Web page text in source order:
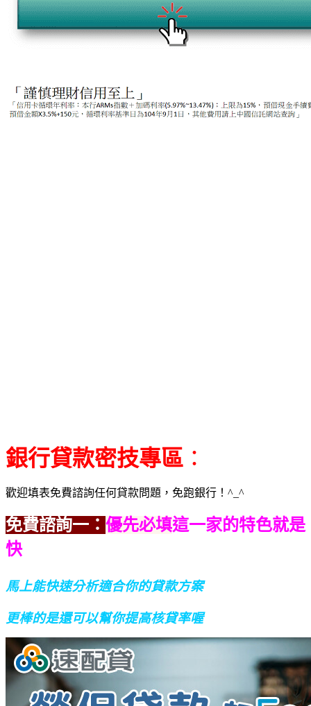
銀行貸款密技專區 ：
歡迎填表免費諮詢任何貸款問題，免跑銀行！^_^
免費諮詢一： 優先必填這一家的特色就是
快
馬上能快速分析適合你的貸款方案
更棒的是還可以幫你提高核貸率喔